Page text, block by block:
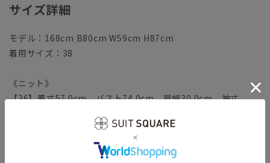
サイズ詳細
モデル：168cm B80cm W59cm H87cm
着用サイズ：38
《ニット》
【36】着丈57.0cm バスト74.0cm 肩幅30.0cm 袖丈
【38】着丈60.0cm バスト78.0cm 肩幅31.0cm 袖丈